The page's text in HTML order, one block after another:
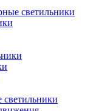
светильники